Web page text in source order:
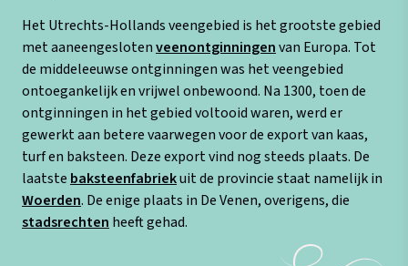
Het Utrechts-Hollands veengebied is het grootste gebied
met aaneengeslotenveenontginningenvan Europa. Tot
de middeleeuwse ontginningen was het veengebied
ontoegankelijk en vrijwel onbewoond. Na 1300, toen de
ontginningen in het gebied voltooid waren, werd er
gewerkt aan betere vaarwegen voor de export van kaas,
turf en baksteen. Deze export vind nog steeds plaats. De
laatste baksteenfabriekuit de provincie staat namelijk in
Woerden. De enige plaats in De Venen, overigens, die
stadsrechten heeft gehad.